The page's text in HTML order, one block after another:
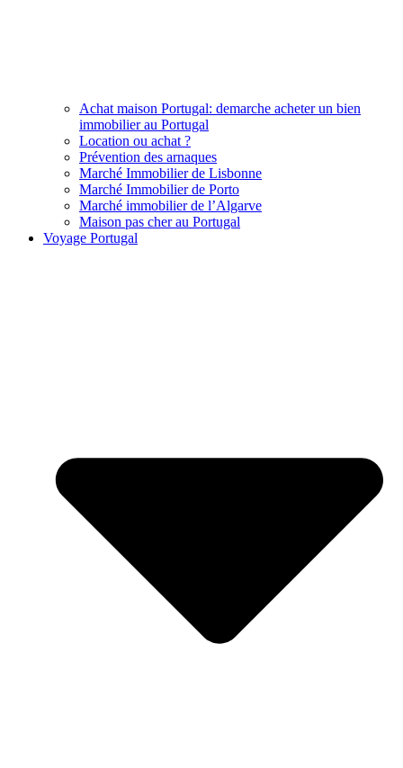
Achat maison Portugal: demarche acheter un bien
immobilier au Portugal
Location ou achat ?
Prévention des arnaques
Marché Immobilier de Lisbonne
Marché Immobilier de Porto
Marché immobilier de l’Algarve
Maison pas cher au Portugal
Voyage Portugal